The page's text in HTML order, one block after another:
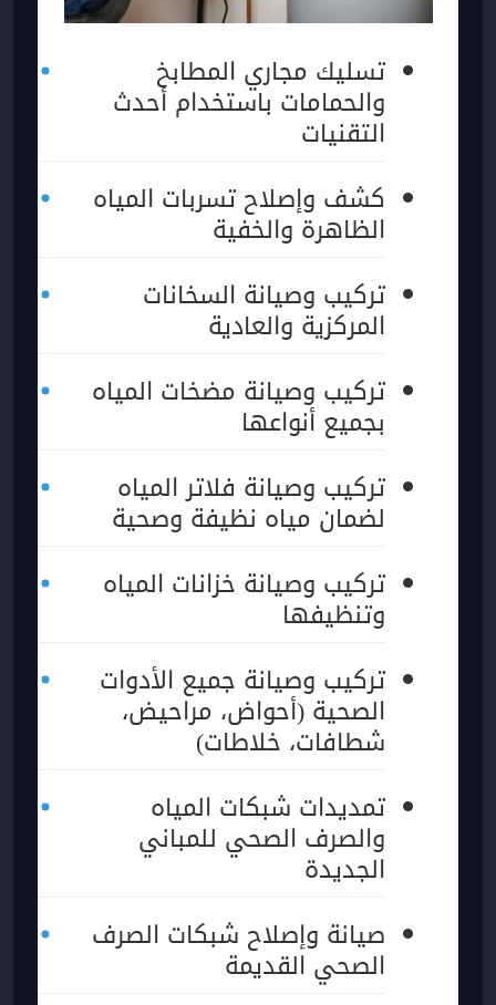
تسليك مجاري المطابخ
والحمامات باستخدام أحدث
التقنيات
كشف وإصلاح تسربات المياه
الظاهرة والخفية
تركيب وصيانة السخانات
المركزية والعادية
تركيب وصيانة مضخات المياه
بجميع أنواعها
تركيب وصيانة فلاتر المياه
لضمان مياه نظيفة وصحية
تركيب وصيانة خزانات المياه
وتنظيفها
تركيب وصيانة جميع الأدوات
الصحية (أحواض، مراحيض،
شطافات، خلاطات)
تمديدات شبكات المياه
والصرف الصحي للمباني
الجديدة
صيانة وإصلاح شبكات الصرف
الصحي القديمة